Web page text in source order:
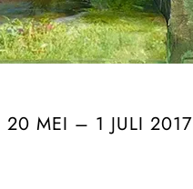
20 MEI – 1 JULI 2017